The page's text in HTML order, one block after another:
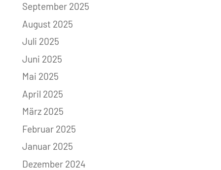
September 2025
August 2025
Juli 2025
Juni 2025
Mai 2025
April 2025
März 2025
Februar 2025
Januar 2025
Dezember 2024